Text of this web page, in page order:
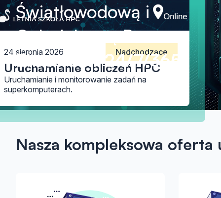
Światłowodową i
Całodobową Pomoc
Ekspertów24/7/365
Nadchodzące
24 sierpnia 2026
Uruchamianie obliczeń HPC
Uruchamianie i monitorowanie zadań na
superkomputerach.
Nasza kompleksowa oferta